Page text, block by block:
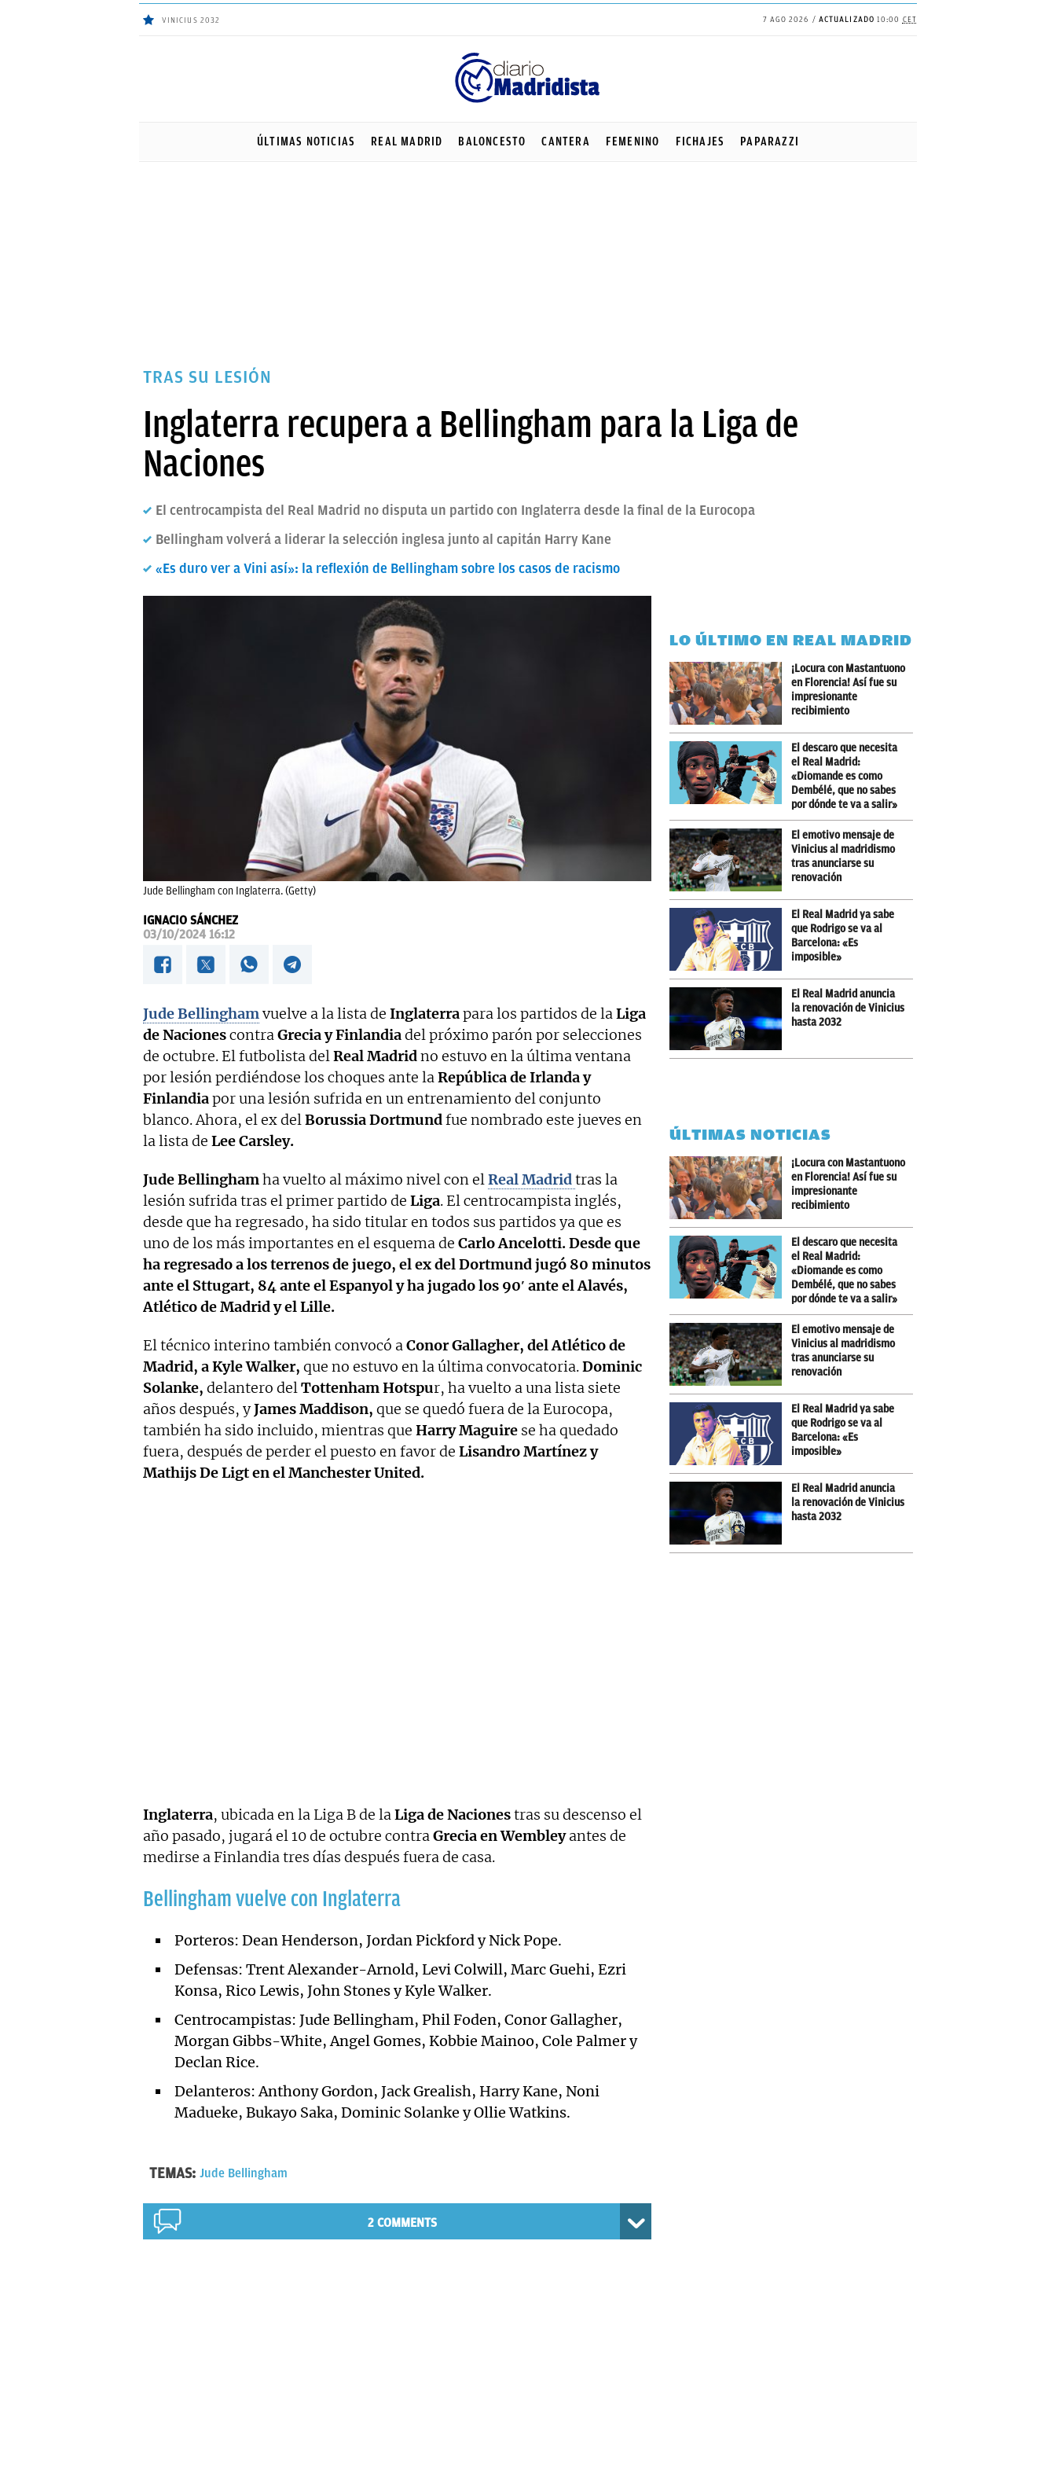
VINICIUS 2032 7 AGO 2026 ACTUALIZADO 10:00 CET
ÚLTIMAS NOTICIAS REAL MADRID BALONCESTO CANTERA FEMENINO FICHAJES PAPARAZZI
TRAS SU LESIÓN
Inglaterra recupera a Bellingham para la Liga de
Naciones
El centrocampista del Real Madrid no disputa un partido con Inglaterra desde la final de la Eurocopa
Bellingham volverá a liderar la selección inglesa junto al capitán Harry Kane
«Es duro ver a Vini así»: la reflexión de Bellingham sobre los casos de racismo
Jude Bellingham con Inglaterra. (Getty)
IGNACIO SÁNCHEZ
03/10/2024 16:12
Jude Bellinghamvuelve a la lista de Inglaterrapara los partidos de laLiga
de NacionescontraGrecia y Finlandiadel próximo parón por selecciones
de octubre. El futbolista delReal Madridno estuvo en la última ventana
por lesión perdiéndose los choques ante laRepública de Irlanda y
Finlandiapor una lesión sufrida en un entrenamiento del conjunto
blanco. Ahora, el ex delBorussia Dortmundfue nombrado este jueves en
la lista de Lee Carsley.
Jude Bellinghamha vuelto al máximo nivel con elReal Madridtras la
lesión sufrida tras el primer partido de Liga. El centrocampista inglés,
desde que ha regresado, ha sido titular en todos sus partidos ya que es
uno de los más importantes en el esquema de Carlo Ancelotti. Desde que
ha regresado a los terrenos de juego, el ex del Dortmund jugó 80 minutos
ante el Sttugart, 84 ante el Espanyol y ha jugado los 90′ ante el Alavés,
Atlético de Madrid y el Lille.
El técnico interino también convocó aConor Gallagher, del Atlético de
Madrid, a Kyle Walker, que no estuvo en la última convocatoria.Dominic
Solanke, delantero delTottenham Hotspur, ha vuelto a una lista siete
años después, yJames Maddison, que se quedó fuera de la Eurocopa,
también ha sido incluido, mientras que Harry Maguire se ha quedado
fuera, después de perder el puesto en favor de Lisandro Martínez y
Mathijs De Ligt en el Manchester United.
Inglaterra, ubicada en la Liga B de laLiga de Nacionestras su descenso el
año pasado, jugará el 10 de octubre contraGrecia en Wembleyantes de
medirse a Finlandia tres días después fuera de casa.
Bellingham vuelve con Inglaterra
Porteros: Dean Henderson, Jordan Pickford y Nick Pope.
Defensas: Trent Alexander-Arnold, Levi Colwill, Marc Guehi, Ezri
Konsa, Rico Lewis, John Stones y Kyle Walker.
Centrocampistas: Jude Bellingham, Phil Foden, Conor Gallagher,
Morgan Gibbs-White, Angel Gomes, Kobbie Mainoo, Cole Palmer y
Declan Rice.
Delanteros: Anthony Gordon, Jack Grealish, Harry Kane, Noni
Madueke, Bukayo Saka, Dominic Solanke y Ollie Watkins.
TEMAS: Jude Bellingham
2 COMMENTS
LO ÚLTIMO EN REAL MADRID
¡Locura con Mastantuono
en Florencia! Así fue su
impresionante
recibimiento
El descaro que necesita
el Real Madrid:
«Diomande es como
Dembélé, que no sabes
por dónde te va a salir»
El emotivo mensaje de
Vinicius al madridismo
tras anunciarse su
renovación
El Real Madrid ya sabe
que Rodrigo se va al
Barcelona: «Es
imposible»
El Real Madrid anuncia
la renovación de Vinicius
hasta 2032
ÚLTIMAS NOTICIAS
¡Locura con Mastantuono
en Florencia! Así fue su
impresionante
recibimiento
El descaro que necesita
el Real Madrid:
«Diomande es como
Dembélé, que no sabes
por dónde te va a salir»
El emotivo mensaje de
Vinicius al madridismo
tras anunciarse su
renovación
El Real Madrid ya sabe
que Rodrigo se va al
Barcelona: «Es
imposible»
El Real Madrid anuncia
la renovación de Vinicius
hasta 2032